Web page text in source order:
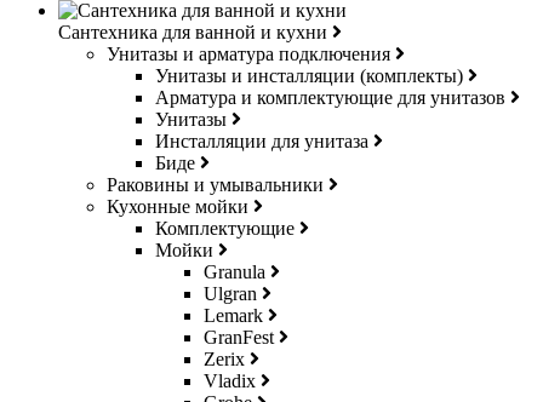
Сантехника для ванной и кухни
Унитазы и арматура подключения
Унитазы и инсталляции (комплекты)
Арматура и комплектующие для унитазов
Унитазы
Инсталляции для унитаза
Биде
Раковины и умывальники
Кухонные мойки
Комплектующие
Мойки
Granula
Ulgran
Lemark
GranFest
Zerix
Vladix